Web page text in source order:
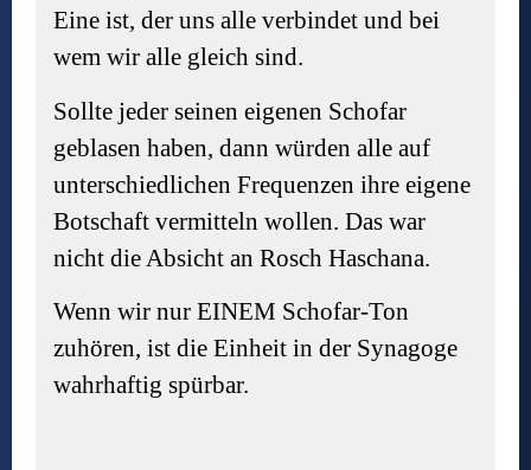
Eine ist, der uns alle verbindet und bei
wem wir alle gleich sind.
Sollte jeder seinen eigenen Schofar
geblasen haben, dann würden alle auf
unterschiedlichen Frequenzen ihre eigene
Botschaft vermitteln wollen. Das war
nicht die Absicht an Rosch Haschana.
Wenn wir nur EINEM Schofar-Ton
zuhören, ist die Einheit in der Synagoge
wahrhaftig spürbar.